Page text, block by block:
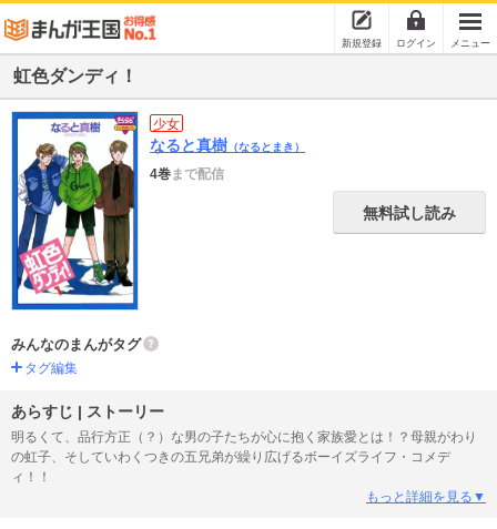
新規登録 ログイン メニュー
虹色ダンディ！
少女
なると真樹 （なるとまき）
4巻まで配信
無料試し読み
みんなのまんがタグ
タグ編集
あらすじ | ストーリー
明るくて、品行方正（？）な男の子たちが心に抱く家族愛とは！？母親がわり
の虹子、そしていわくつきの五兄弟が繰り広げるボーイズライフ・コメデ
ィ！！
もっと詳細を見る▼